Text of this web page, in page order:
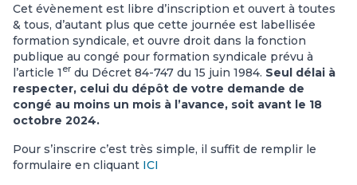
Cet évènement est libre d’inscription et ouvert à toutes
& tous, d’autant plus que cette journée est labellisée
formation syndicale, et ouvre droit dans la fonction
publique au congé pour formation syndicale prévu à
l’article 1 er du Décret 84-747 du 15 juin 1984. Seul délai à
respecter, celui du dépôt de votre demande de
congé au moins un mois à l’avance, soit avant le 18
octobre 2024.
Pour s’inscrire c’est très simple, il suffit de remplir le
formulaire en cliquant ICI